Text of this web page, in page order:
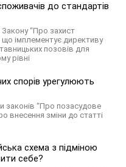
до стандартів
“Про захист
що імплементує директиву
позовів для
рівні
спорів урегулюють
законів “Про позасудове
внесення зміни до статті
схема з підміною
себе?